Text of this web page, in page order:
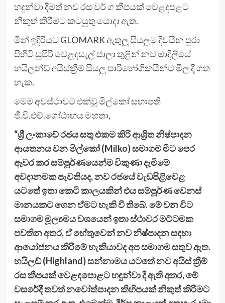
හදුන්වා දීමත් නව රස වර් ග කීපයක් වෙළදපළට
නිකුත් කිරීමට කටයුතු යොදා ඇත.
මින් ඉදිරියට GLOMARK ඇතුලු සියලුම දිවයින පුරා
පිහිටි සුපිරි වෙළදසැල් ජාලා තුළින් නව මාදිලියේ
හයිලන්ඩ් අයිස්ක්‍රීම් සියලු පාරිභෝගිකයින්ට මීල දී ගත
හැක.
මෙම අවස්ථාවට එක්වූ මිල්කෝ සභාපති
ජී.වී.එච්.ගෝඨාභය මහතා,
“ශ්‍රී ලංකාවේ රජය සතු එකම කිරි ආශ්‍රිත නිෂ්පාදන
ආයතනය වන මිල්කෝ (Milko) සමාගම මීට පෙර
ඈවර කර සම්පූර්ණයෙන්ම විකුණා දැමීමේ
අවදානමක පැවතියද, නව රජයේ වැඩපිළිවෙළ
යටතේ ඉතා කෙටි කාලයකින් එය සම්පූර්ණ වෙනස්
මානයකට ගෙන ඒමට හැකි වී තිබේ. මේ වන විට
සමාගම මූල්‍යමය වශයෙන් ඉතා ස්ථාවර මට්ටමක
පවතින අතර, ඒ හේතුවෙන් නව නිෂ්පාදන සඳහා
ආයෝජනය කිරීමේ හැකියාවද අප සමාගම සතුව ඇත.
හයිලඩ් (Highland) සන්නාමය යටතේ නව අයිස් ක්‍රීම්
රස කීපයක් වෙළඳපොළට හඳුන්වා දී ඇති අතර, මේ
වසරේදී තවත් නවෝත්පාදන කිහිපයක් නිකුත් කිරීමට